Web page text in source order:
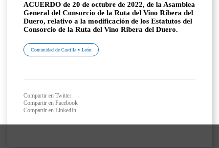
ACUERDO de 20 de octubre de 2022, de la Asamblea
General del Consorcio de la Ruta del Vino Ribera del
Duero, relativo a la modificación de los Estatutos del
Consorcio de la Ruta del Vino Ribera del Duero.
Comunidad de Castilla y León
Compartir en Twitter
Compartir en Facebook
Compartir en LinkedIn